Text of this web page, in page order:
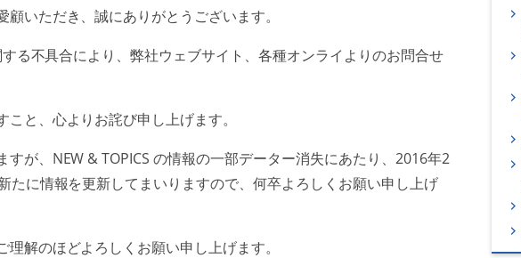
いただき、誠にありがとうございます。
る不具合により、弊社ウェブサイト、各種オンライよりのお問合せ
と、心よりお詫び申し上げます。
が、NEW & TOPICS の情報の一部データー消失にあたり、2016年2
に情報を更新してまいりますので、何卒よろしくお願い申し上げ
解のほどよろしくお願い申し上げます。